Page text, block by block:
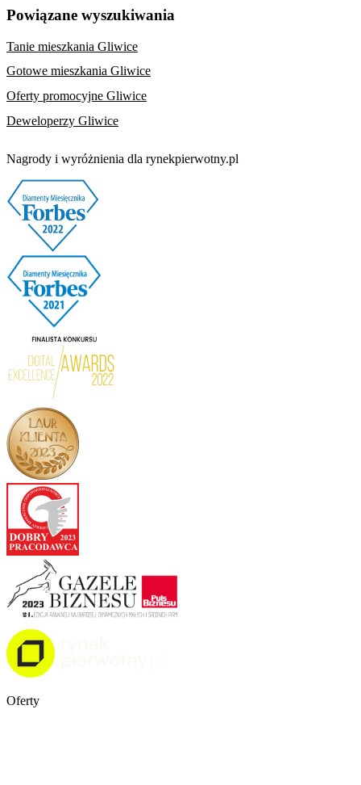
Powiązane wyszukiwania
Tanie mieszkania Gliwice
Gotowe mieszkania Gliwice
Oferty promocyjne Gliwice
Deweloperzy Gliwice
Nagrody i wyróżnienia dla rynekpierwotny.pl
Oferty